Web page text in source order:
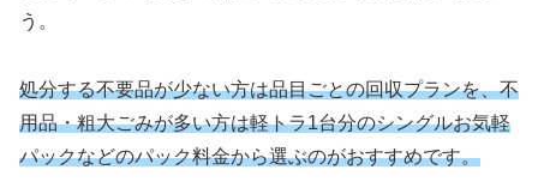
う。
処分する不要品が少ない方は品目ごとの回収プランを、不
用品・粗大ごみが多い方は軽トラ1台分のシングルお気軽
パックなどのパック料金から選ぶのがおすすめです。